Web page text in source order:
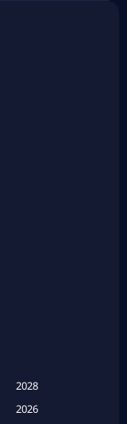
2028
2026